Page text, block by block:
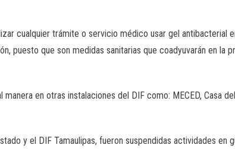
cualquier trámite o servicio médico usar gel antibacterial
puesto que son medidas sanitarias que coadyuvarán en la
en otras instalaciones del DIF como: MECED, Casa
y el DIF Tamaulipas, fueron suspendidas actividades en